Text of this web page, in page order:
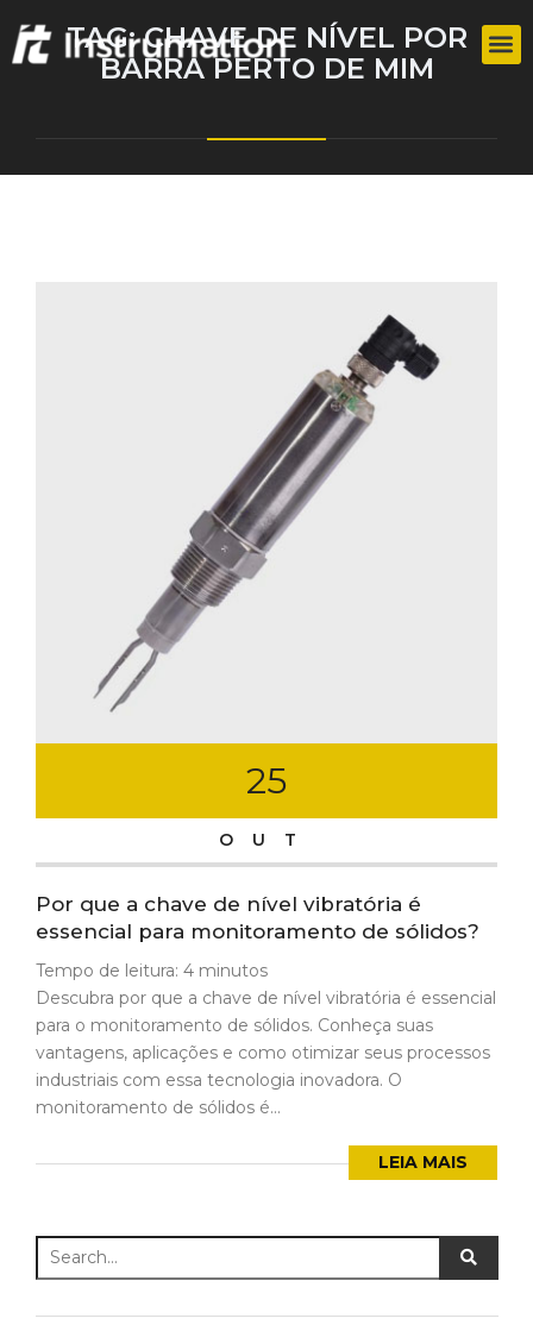
TAG:CHAVE DE NÍVEL POR
BARRA PERTO DE MIM
25
OUT
Por que a chave de nível vibratória é
essencial para monitoramento de sólidos?
Tempo de leitura: 4 minutos
Descubra por que a chave de nível vibratória é essencial
para o monitoramento de sólidos. Conheça suas
vantagens, aplicações e como otimizar seus processos
industriais com essa tecnologia inovadora. O
monitoramento de sólidos é...
LEIA MAIS